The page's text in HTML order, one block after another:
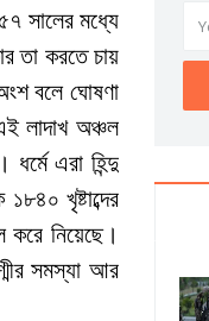
সালের মধ্যে
তা করতে চায়
বলে ঘোষণা
লাদাখ অঞ্চল
এরা হিন্দু
খৃষ্টাব্দের
নিয়েছে।
সমস্যা আর